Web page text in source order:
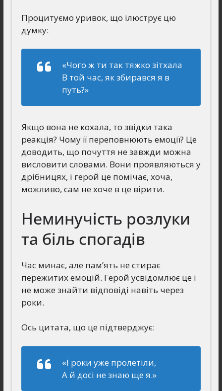
Процитуємо уривок, що ілюструє цю
думку:
«Чого ж ти так тяжко зітхала
В той час, як збирався я в
путь?»
Якщо вона не кохала, то звідки така
реакція? Чому її переповнюють емоції? Це
доводить, що почуття не завжди можна
висловити словами. Вони проявляються у
дрібницях, і герой це помічає, хоча,
можливо, сам не хоче в це вірити.
Неминучість розлуки
та біль спогадів
Час минає, але пам’ять не стирає
пережитих емоцій. Герой усвідомлює це і
не може знайти відповіді навіть через
роки.
Ось цитата, що це підтверджує:
«І роки уже пролетіли,
А й досі не знаю ще я.»